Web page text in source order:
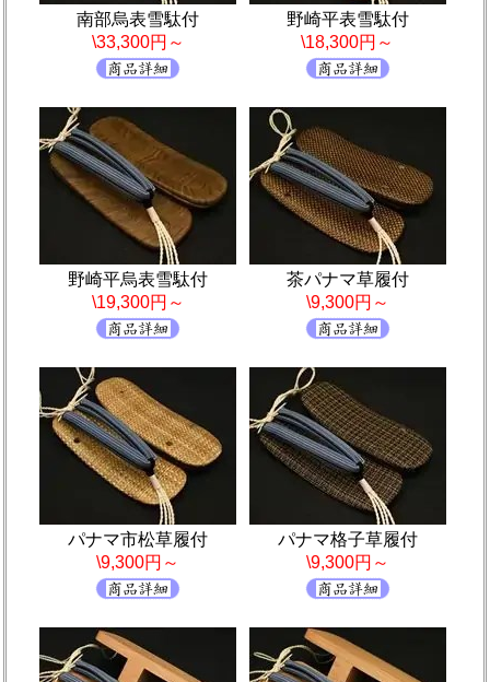
南部烏表雪駄付
\33,300円～
野崎平表雪駄付
\18,300円～
野崎平烏表雪駄付
\19,300円～
茶パナマ草履付
\9,300円～
パナマ市松草履付
\9,300円～
パナマ格子草履付
\9,300円～